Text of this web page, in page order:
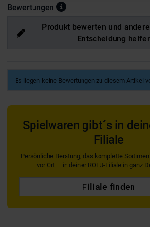
Bewertungen
Produkt bewerten und
Entscheidung
Es liegen keine Bewertungen zu diesem Artikel
Spielwaren gibt´s in
Filiale
Persönliche Beratung, das komplette
vor Ort — in deiner ROFU-Filiale in ganz
Filiale finden